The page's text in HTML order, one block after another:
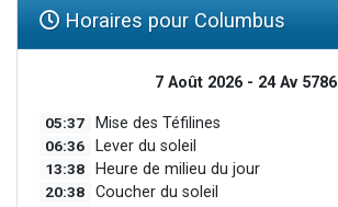
Horaires pour Columbus
7 Août 2026 - 24 Av 5786
05:37 Mise des Téfilines
06:36 Lever du soleil
13:38 Heure de milieu du jour
20:38 Coucher du soleil